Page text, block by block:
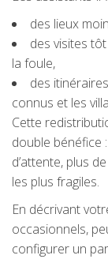
des lieux
des visites
la foule,
des
connus et les
Cette
double bénéfice
d’attente, plus
les plus fragiles.
En décrivant
occasionnels,
configurer un